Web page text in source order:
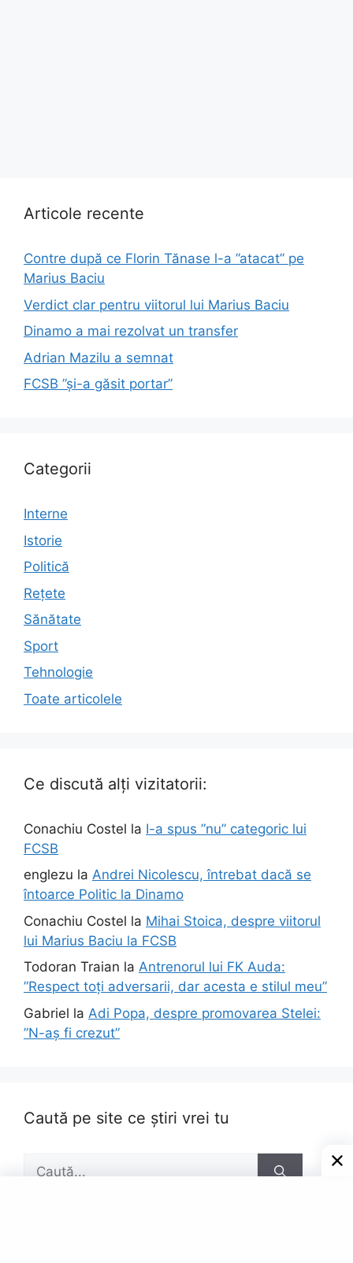
Articole recente
Contre după ce Florin Tănase l-a ”atacat” pe
Marius Baciu
Verdict clar pentru viitorul lui Marius Baciu
Dinamo a mai rezolvat un transfer
Adrian Mazilu a semnat
FCSB ”și-a găsit portar”
Categorii
Interne
Istorie
Politică
Rețete
Sănătate
Sport
Tehnologie
Toate articolele
Ce discută alți vizitatorii:
Conachiu Costel la I-a spus ”nu” categoric lui
FCSB
englezu la Andrei Nicolescu, întrebat dacă se
întoarce Politic la Dinamo
Conachiu Costel la Mihai Stoica, despre viitorul
lui Marius Baciu la FCSB
Todoran Traian la Antrenorul lui FK Auda:
”Respect toți adversarii, dar acesta e stilul meu”
Gabriel la Adi Popa, despre promovarea Stelei:
”N-aș fi crezut”
Caută pe site ce știri vrei tu
după: